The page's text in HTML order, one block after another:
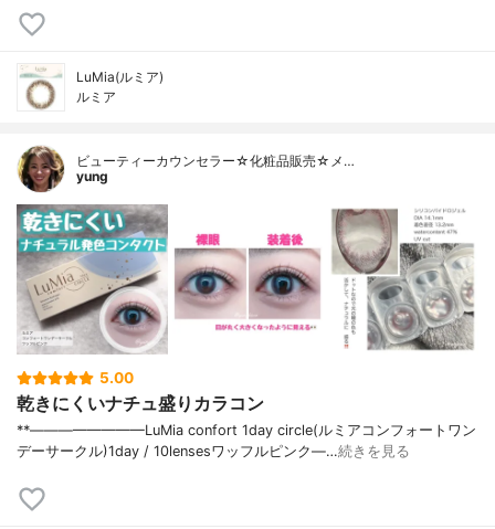
LuMia(ルミア)
ルミア
ビューティーカウンセラー☆化粧品販売☆メ…
yung
5.00
乾きにくいナチュ盛りカラコン
**————————⁡LuMia confort 1day circle(ルミアコンフォートワン
デーサークル)⁡1day / 10lensesワッフルピンク⁡—…続きを見る